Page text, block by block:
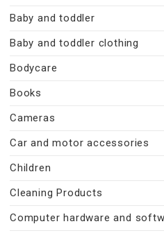
Baby and toddler
Baby and toddler clothing
Bodycare
Books
Cameras
Car and motor accessories
Children
Cleaning Products
Computer hardware and